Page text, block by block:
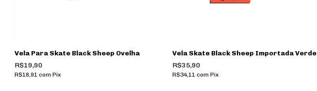
Vela Para Skate Black Sheep Ovelha
R$19,90
R$18,91 com Pix
Vela Skate Black Sheep Importada Verde
R$35,90
R$34,11 com Pix